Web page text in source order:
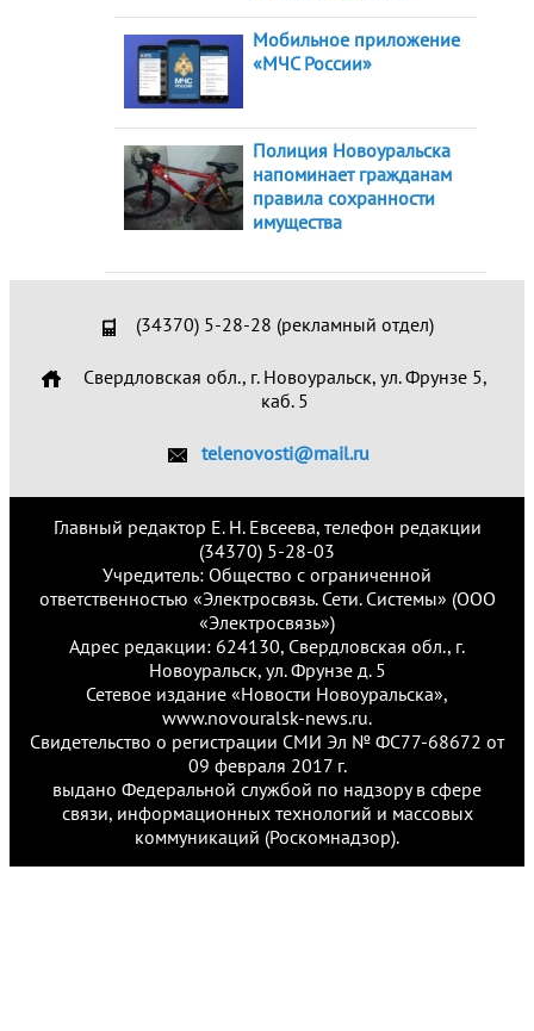
Мобильное приложение
«МЧС России»
Полиция Новоуральска
напоминает гражданам
правила сохранности
имущества
(34370) 5-28-28 (рекламный отдел)
Свердловская обл., г. Новоуральск, ул. Фрунзе 5,
каб. 5
telenovosti@mail.ru
Главный редактор Е. Н. Евсеева, телефон редакции
(34370) 5-28-03
Учредитель: Общество с ограниченной
ответственностью «Электросвязь. Сети. Системы» (ООО
«Электросвязь»)
Адрес редакции: 624130, Свердловская обл., г.
Новоуральск, ул. Фрунзе д. 5
Сетевое издание «Новости Новоуральска»,
www.novouralsk-news.ru.
Свидетельство о регистрации СМИ Эл № ФС77-68672 от
09 февраля 2017 г.
выдано Федеральной службой по надзору в сфере
связи, информационных технологий и массовых
коммуникаций (Роскомнадзор).